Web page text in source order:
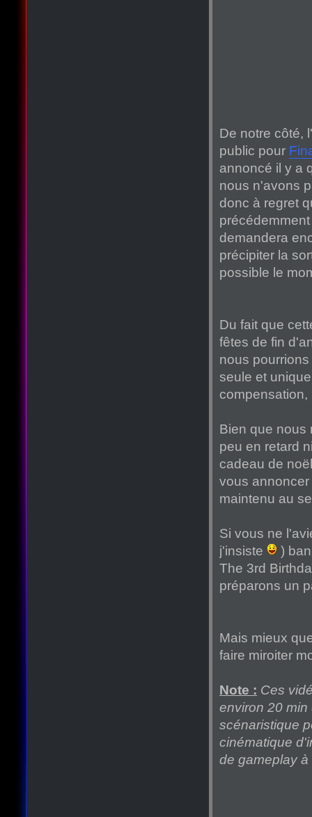
De notre côté,
public pour
annoncé il y a
nous n'avons
donc à regret
demandera
précipiter la
possible le
Du fait que
fêtes de fin
nous
seule et
Bien que nous
peu en retard
cadeau de
vous
maintenu au
Si vous ne
j'insiste
)
The 3rd
préparons un
Mais mieux
faire miroiter
Note : Ces
environ 20
scénaristique
cinématique
de gameplay